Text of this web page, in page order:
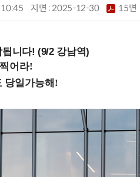
지면 :2025-12-30 15면
니다! (9/2 강남역)